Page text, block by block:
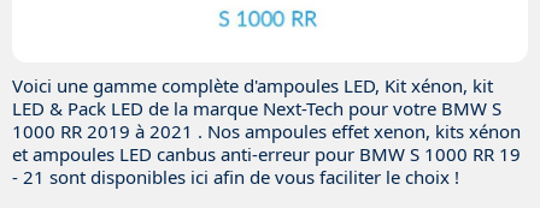
Voici une gamme complète d'ampoules LED, Kit xénon, kit
LED & Pack LED de la marque Next-Tech pour votre BMW S
1000 RR 2019 à 2021 . Nos ampoules effet xenon, kits xénon
et ampoules LED canbus anti-erreur pour BMW S 1000 RR 19
- 21 sont disponibles ici afin de vous faciliter le choix !